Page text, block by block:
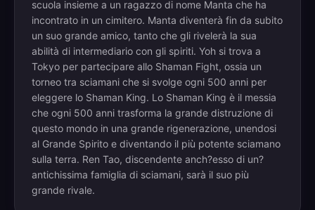
scuola insieme a un ragazzo di nome Manta che ha
incontrato in un cimitero. Manta diventerà fin da subito
un suo grande amico, tanto che gli rivelerà la sua
abilità di intermediario con gli spiriti. Yoh si trova a
Tokyo per partecipare allo Shaman Fight, ossia un
torneo tra sciamani che si svolge ogni 500 anni per
eleggere lo Shaman King. Lo Shaman King è il messia
che ogni 500 anni trasforma la grande distruzione di
questo mondo in una grande rigenerazione, unendosi
al Grande Spirito e diventando il più potente sciamano
sulla terra. Ren Tao, discendente anch?esso di un?
antichissima famiglia di sciamani, sarà il suo più
grande rivale.